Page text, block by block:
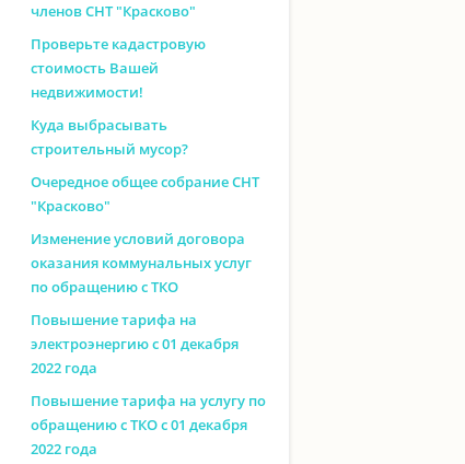
членов СНТ "Красково"
Проверьте кадастровую
стоимость Вашей
недвижимости!
Куда выбрасывать
строительный мусор?
Очередное общее собрание СНТ
"Красково"
Изменение условий договора
оказания коммунальных услуг
по обращению с ТКО
Повышение тарифа на
электроэнергию с 01 декабря
2022 года
Повышение тарифа на услугу по
обращению с ТКО с 01 декабря
2022 года